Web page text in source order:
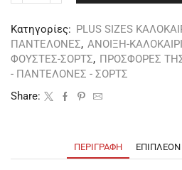
Κατηγορίες: PLUS SIZES
ΠΑΝΤΕΛΟΝΕΣ, ΑΝΟΙΞΗ-ΚΑΛΟΚΑΙΡΙ
ΦΟΥΣΤΕΣ-ΣΟΡΤΣ, ΠΡΟΣΦΟΡΕΣ
- ΠΑΝΤΕΛΟΝΕΣ - ΣΟΡΤΣ
Share:
ΠΕΡΙΓΡΑΦΉ